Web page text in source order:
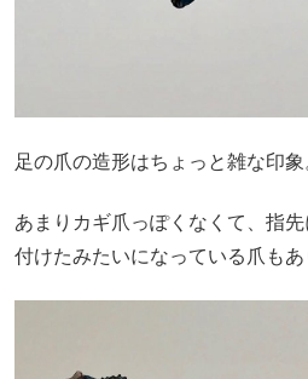
足の爪の造形はちょっと雑な印象
あまりカギ爪っぽくなくて、指
付けたみたいになっている爪もあ